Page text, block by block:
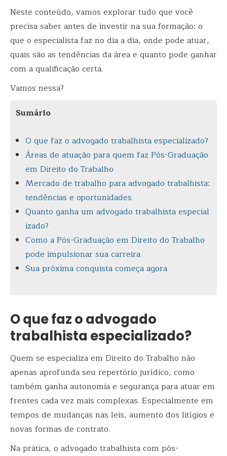
Neste conteúdo, vamos explorar tudo que você
precisa saber antes de investir na sua formação: o
que o especialista faz no dia a dia, onde pode atuar,
quais são as tendências da área e quanto pode ganhar
com a qualificação certa.
Vamos nessa?
Sumário
O que faz o advogado trabalhista especializado?
Áreas de atuação para quem faz Pós-Graduação
em Direito do Trabalho
Mercado de trabalho para advogado trabalhista:
tendências e oportunidades
Quanto ganha um advogado trabalhista especial
izado?
Como a Pós-Graduação em Direito do Trabalho
pode impulsionar sua carreira
Sua próxima conquista começa agora
O que faz o advogado
trabalhista especializado?
Quem se especializa em Direito do Trabalho não
apenas aprofunda seu repertório jurídico, como
também ganha autonomia e segurança para atuar em
frentes cada vez mais complexas. Especialmente em
tempos de mudanças nas leis, aumento dos litígios e
novas formas de contrato.
Na prática, o advogado trabalhista com pós-